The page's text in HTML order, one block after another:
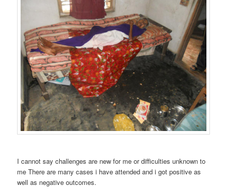
I cannot say challenges are new for me or difficulties unknown to
me There are many cases i have attended and i got positive as
well as negative outcomes.